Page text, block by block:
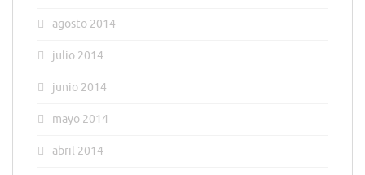
agosto 2014
julio 2014
junio 2014
mayo 2014
abril 2014